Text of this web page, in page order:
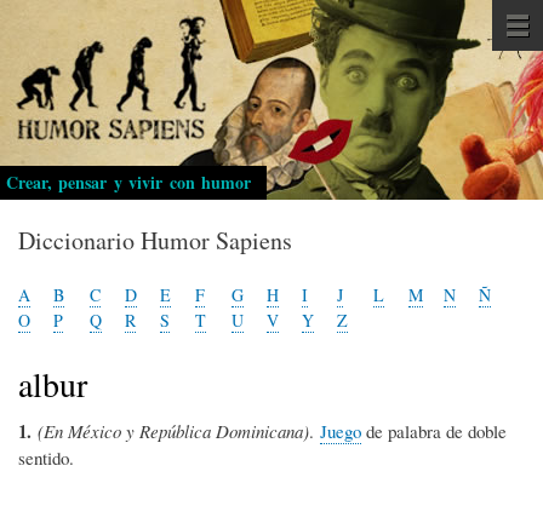
Pasar
al
contenido
principal
Crear, pensar y vivir con humor
Diccionario Humor Sapiens
A B C D E F G H I J L M N
Ñ
O
P Q R S T U V Y Z
albur
1. (En México y República Dominicana). Juego de palabra de doble
sentido.